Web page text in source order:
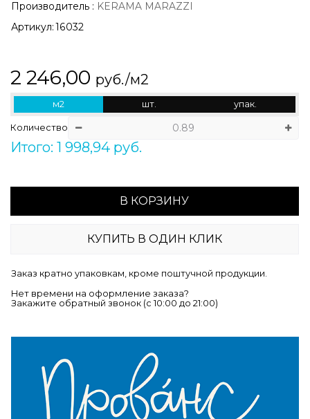
Производитель : KERAMA MARAZZI
Артикул: 16032
2 246,00 руб./м2
м2 шт. упак.
Количество
Итого: 1 998,94 руб.
В КОРЗИНУ
КУПИТЬ В ОДИН КЛИК
Заказ кратно упаковкам, кроме поштучной продукции.
Нет времени на оформление заказа?
Закажите обратный звонок (c 10:00 до 21:00)